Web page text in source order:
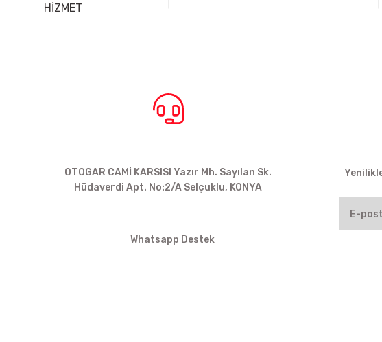
HİZMET
OTOGAR CAMİ KARSISI Yazır Mh. Sayılan Sk.
Hüdaverdi Apt. No:2/A Selçuklu, KONYA
Whatsapp Destek